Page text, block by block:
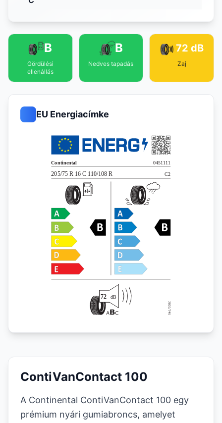
B
Gördülési
ellenállás
B
Nedves tapadás
72 dB
Zaj
EU Energiacímke
ContiVanContact 100
A Continental ContiVanContact 100 egy
prémium nyári gumiabroncs, amelyet